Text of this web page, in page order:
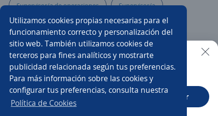
Utilizamos cookies propias necesarias para el
funcionamiento correcto y personalización del
sitio web. También utilizamos cookies de
terceros para fines analíticos y mostrarte
publicidad relacionada según tus preferencias.
Para más información sobre las cookies y
configurar tus preferencias, consulta nuestra
Política de Cookies
Supervisor/a de operaciones Supervisor/a
Operador/a logístico Administrativo/a
Operario/a de depósito Chófer Chófer repartidor
Asistente Repartidor/a Clarkista
Operario/a de carga y descarga
Buscar es más fácil en la app
CT App Abrir